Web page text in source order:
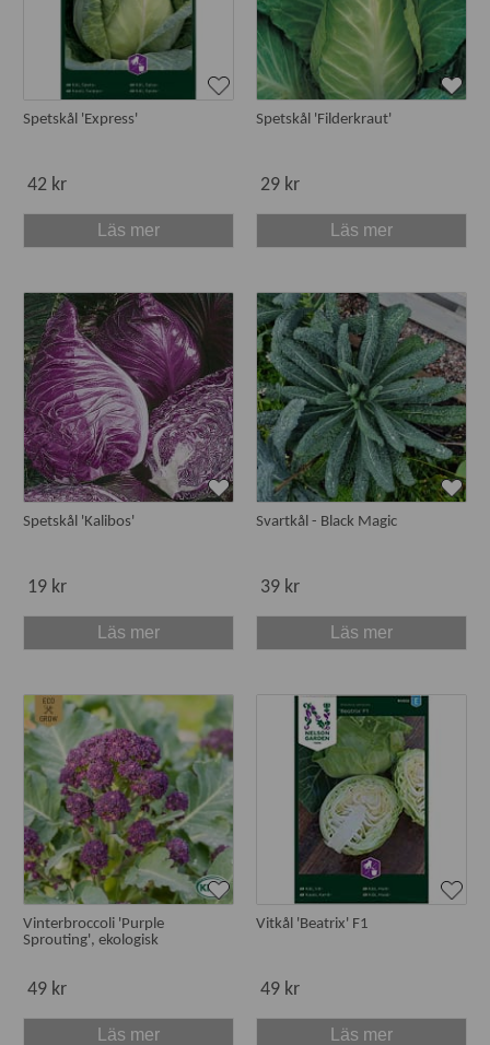
Spetskål 'Express'
42 kr
Läs mer
Spetskål 'Filderkraut'
29 kr
Läs mer
Spetskål 'Kalibos'
19 kr
Läs mer
Svartkål - Black Magic
39 kr
Läs mer
Vinterbroccoli 'Purple
Sprouting', ekologisk
49 kr
Läs mer
Vitkål 'Beatrix' F1
49 kr
Läs mer